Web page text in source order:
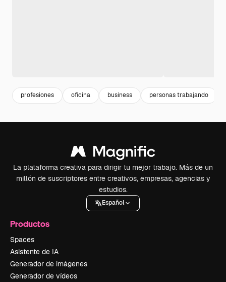
profesiones oficina business personas trabajando
La plataforma creativa para dirigir tu mejor trabajo. Más de un
millón de suscriptores entre creativos, empresas, agencias y
estudios.
Español
Productos
Spaces
Asistente de IA
Generador de imágenes
Generador de vídeos